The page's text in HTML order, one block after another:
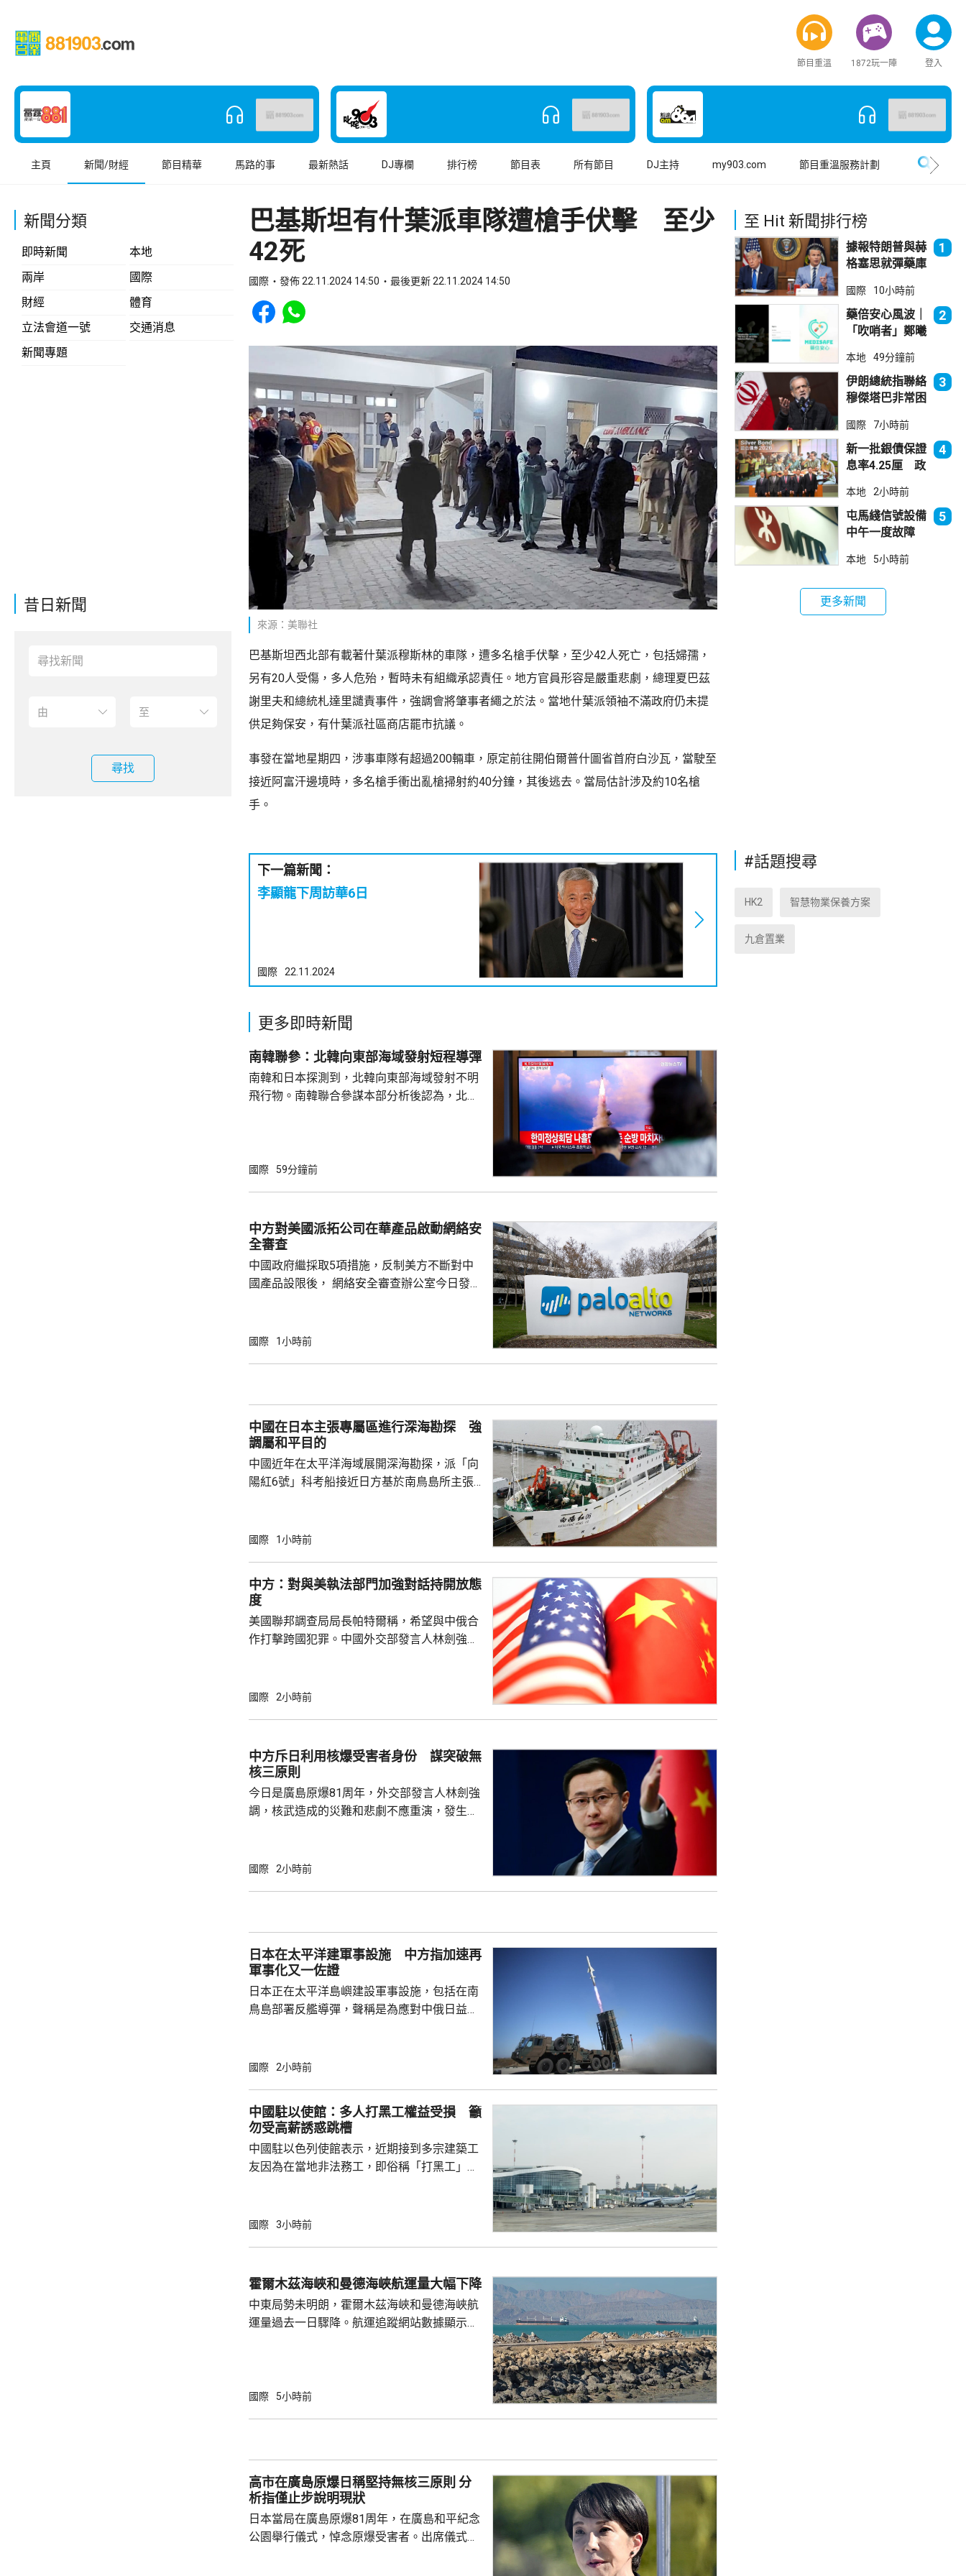
節目重溫 1872玩一陣 登入
主頁 新聞/財經 節目精華 馬路的事 最新熱話 DJ專欄 排行榜 節目表 所有節目 DJ主持 my903.com 節目重溫服務計劃
新聞分類
即時新聞
本地
兩岸
國際
財經
體育
立法會道一號
交通消息
新聞專題
昔日新聞
尋找
巴基斯坦有什葉派車隊遭槍手伏擊 至少
42死
國際 發佈 22.11.2024 14:50 最後更新 22.11.2024 14:50
Share to Facebook
Share to WhatsApp
來源：美聯社
巴基斯坦西北部有載著什葉派穆斯林的車隊，遭多名槍手伏擊，至少42人死亡，包括婦孺，
另有20人受傷，多人危殆，暫時未有組織承認責任。地方官員形容是嚴重悲劇，總理夏巴茲
謝里夫和總統札達里譴責事件，強調會將肇事者繩之於法。當地什葉派領袖不滿政府仍未提
供足夠保安，有什葉派社區商店罷市抗議。
事發在當地星期四，涉事車隊有超過200輛車，原定前往開伯爾普什圖省首府白沙瓦，當駛至
接近阿富汗邊境時，多名槍手衝出亂槍掃射約40分鐘，其後逃去。當局估計涉及約10名槍
手。
下一篇新聞：
李顯龍下周訪華6日
國際 22.11.2024
更多即時新聞
南韓聯參：北韓向東部海域發射短程導彈
南韓和日本探測到，北韓向東部海域發射不明
飛行物。南韓聯合參謀本部分析後認為，北韓
年以來的第10次。美國與南韓今個月將舉行戰
展示軍事威懾。
國際 59分鐘前
中方對美國派拓公司在華產品啟動網絡安
全審查
中國政府繼採取5項措施，反制美方不斷對中
國產品設限後， 網絡安全審查辦公室今日發公
公告指，為保障關鍵信息基礎設施安全穩定運
美國採取5項反制措施，包括加強無人機相關
兩用物項對出口管...
國際 1小時前
中國在日本主張專屬區進行深海勘探 強
調屬和平目的
中國近年在太平洋海域展開深海勘探，派「向
陽紅6號」科考船接近日方基於南鳥島所主張
林劍回應說，中方開展的海洋科研活動服務是
益。 至於中國航母「遼寧艦」去年6月進入太
平洋區域，林劍強調，中國一貫奉行防禦性國
防政策，中國軍艦在有關海域活動完全符...
國際 1小時前
中方：對與美執法部門加強對話持開放態
度
美國聯邦調查局局長帕特爾稱，希望與中俄合
作打擊跨國犯罪。中國外交部發言人林劍強
神，與美方開展執法領域合作。至於雙方是否
國際 2小時前
中方斥日利用核爆受害者身份 謀突破無
核三原則
今日是廣島原爆81周年，外交部發言人林劍強
調，核武造成的災難和悲劇不應重演，發生核
右翼勢力長期篡改歷史事實，政治利用「核爆
尋求美國強化對日本的核保護、圖謀突破「無
核三原則」，首相官邸高官甚至叫囂謀...
國際 2小時前
日本在太平洋建軍事設施 中方指加速再
軍事化又一佐證
日本正在太平洋島嶼建設軍事設施，包括在南
鳥島部署反艦導彈，聲稱是為應對中俄日益頻
日方停止造謠抹黑，切實反躬自省，認真汲取
行，為亞洲鄰國和世界帶來深重災難，時至今
日不僅拒絕反省歷史，還故技重施，不斷炮製
周邊國家威脅等虛假敘事，掩蓋持續強軍擴...
國際 2小時前
中國駐以使館：多人打黑工權益受損 籲
勿受高薪誘惑跳槽
中國駐以色列使館表示，近期接到多宗建築工
友因為在當地非法務工，即俗稱「打黑工」，
政策要求和當地法律規定，簽訂正規勞務合
和高薪誘惑，輕易跳槽。 使館呼籲，要特別關
注以色列方面對「打黑工」行為，正採取越來
越嚴厲的清理整頓和打擊，凡被查處者均會...
國際 3小時前
霍爾木茲海峽和曼德海峽航運量大幅下降
中東局勢未明朗，霍爾木茲海峽和曼德海峽航
運量過去一日驟降。航運追蹤網站數據顯示，
的20艘。 報道指，伊朗戰事2月開始前，每日
國際 5小時前
高市在廣島原爆日稱堅持無核三原則 分
析指僅止步說明現狀
日本當局在廣島原爆81周年，在廣島和平紀念
公園舉行儀式，悼念原爆受害者。出席儀式的
至 Hit 新聞排行榜
據報特朗普與赫
格塞思就彈藥庫
1
國際 10小時前
藥倍安心風波｜
「吹哨者」鄭曦
進行刑事調查
2
本地 49分鐘前
伊朗總統指聯絡
穆傑塔巴非常困
製造分裂
3
國際 7小時前
新一批銀債保證
息率4.25厘 政
吸引力
4
本地 2小時前
屯馬綫信號設備
中午一度故障
時恢復
5
本地 5小時前
更多新聞
#話題搜尋
HK2 智慧物業保養方案
九倉置業